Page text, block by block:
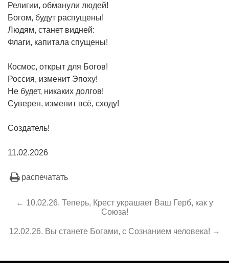
Религии, обманули людей!
Богом, будут распущены!
Людям, станет видней:
Флаги, капитала спущены!
Космос, открыт для Богов!
Россия, изменит Эпоху!
Не будет, никаких долгов!
Суверен, изменит всё, сходу!
Создатель!
11.02.2026
распечатать
← 10.02.26. Теперь, Крест украшает Ваш Герб, как у
Союза!
12.02.26. Вы станете Богами, с Сознанием человека! →